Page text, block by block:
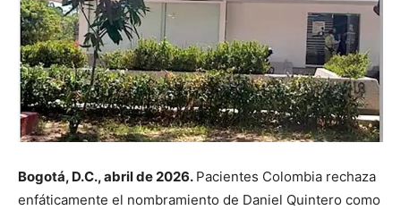
Bogotá, D.C., abril de 2026. Pacientes Colombia rechaza
enfáticamente el nombramiento de Daniel Quintero como